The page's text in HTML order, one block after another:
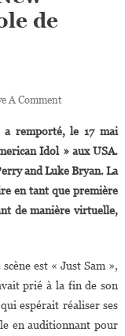
de
A CommentOn
Diaz,21
Ans,l’ex
Chanteuse
Du
Métro
L’idole
De
L’Amérique
a remporté, le 17 mai
Idol » aux USA.
and Luke Bryan. La
en tant que première
de manière virtuelle,
est « Just Sam »,
prié à la fin de son
espérait réaliser ses
en auditionnant pour